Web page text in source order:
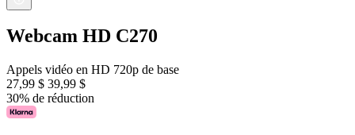
Webcam HD C270
Appels vidéo en HD 720p de base
27,99 $ 39,99 $
30% de réduction